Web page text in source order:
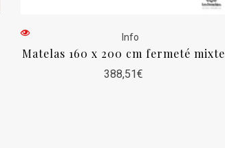
Info
Matelas 160 x 200 cm fermeté mixte
388,51€